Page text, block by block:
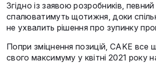
Згідно із заявою розробників, певний
спалюватимуть щотижня, доки
не ухвалить рішення про зупинку
Попри зміцнення позицій, CAKE все
свого максимуму у квітні 2021 року